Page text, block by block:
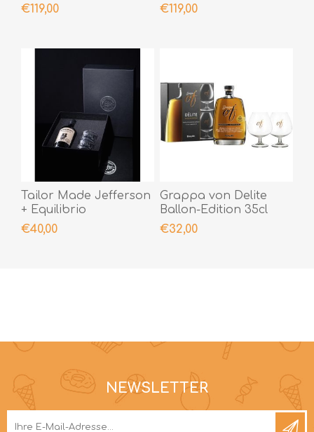
€119,00
€119,00
Tailor Made Jefferson
+ Equilibrio
€40,00
Grappa von Delite
Ballon-Edition 35cl
€32,00
NEWSLETTER